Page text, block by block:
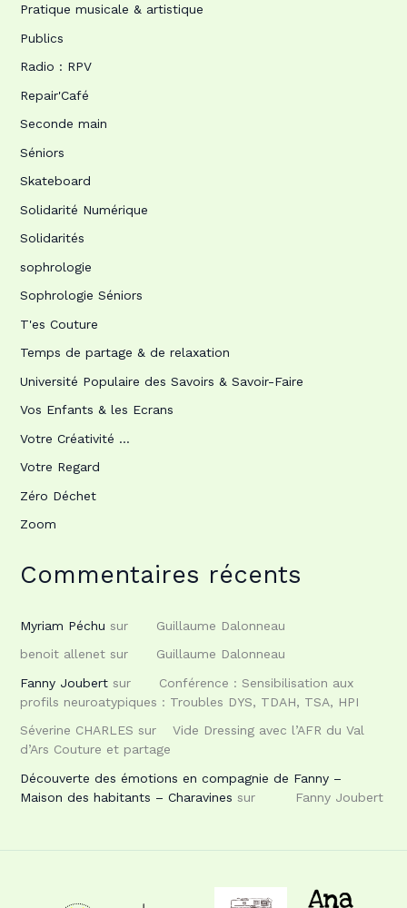
Pratique musicale & artistique
Publics
Radio : RPV
Repair'Café
Seconde main
Séniors
Skateboard
Solidarité Numérique
Solidarités
sophrologie
Sophrologie Séniors
T'es Couture
Temps de partage & de relaxation
Université Populaire des Savoirs & Savoir-Faire
Vos Enfants & les Ecrans
Votre Créativité …
Votre Regard
Zéro Déchet
Zoom
Commentaires récents
Myriam Péchu sur
Guillaume Dalonneau
benoit allenetsur
Guillaume Dalonneau
Fanny Joubertsur
Conférence : Sensibilisation aux
profils neuroatypiques : Troubles DYS, TDAH, TSA, HPI
Séverine CHARLES sur
Vide Dressing avec l’AFR du Val
d’Ars Couture et partage
Découverte des émotions en compagnie de Fanny –
Maison des habitants – Charavines sur Fanny Joubert